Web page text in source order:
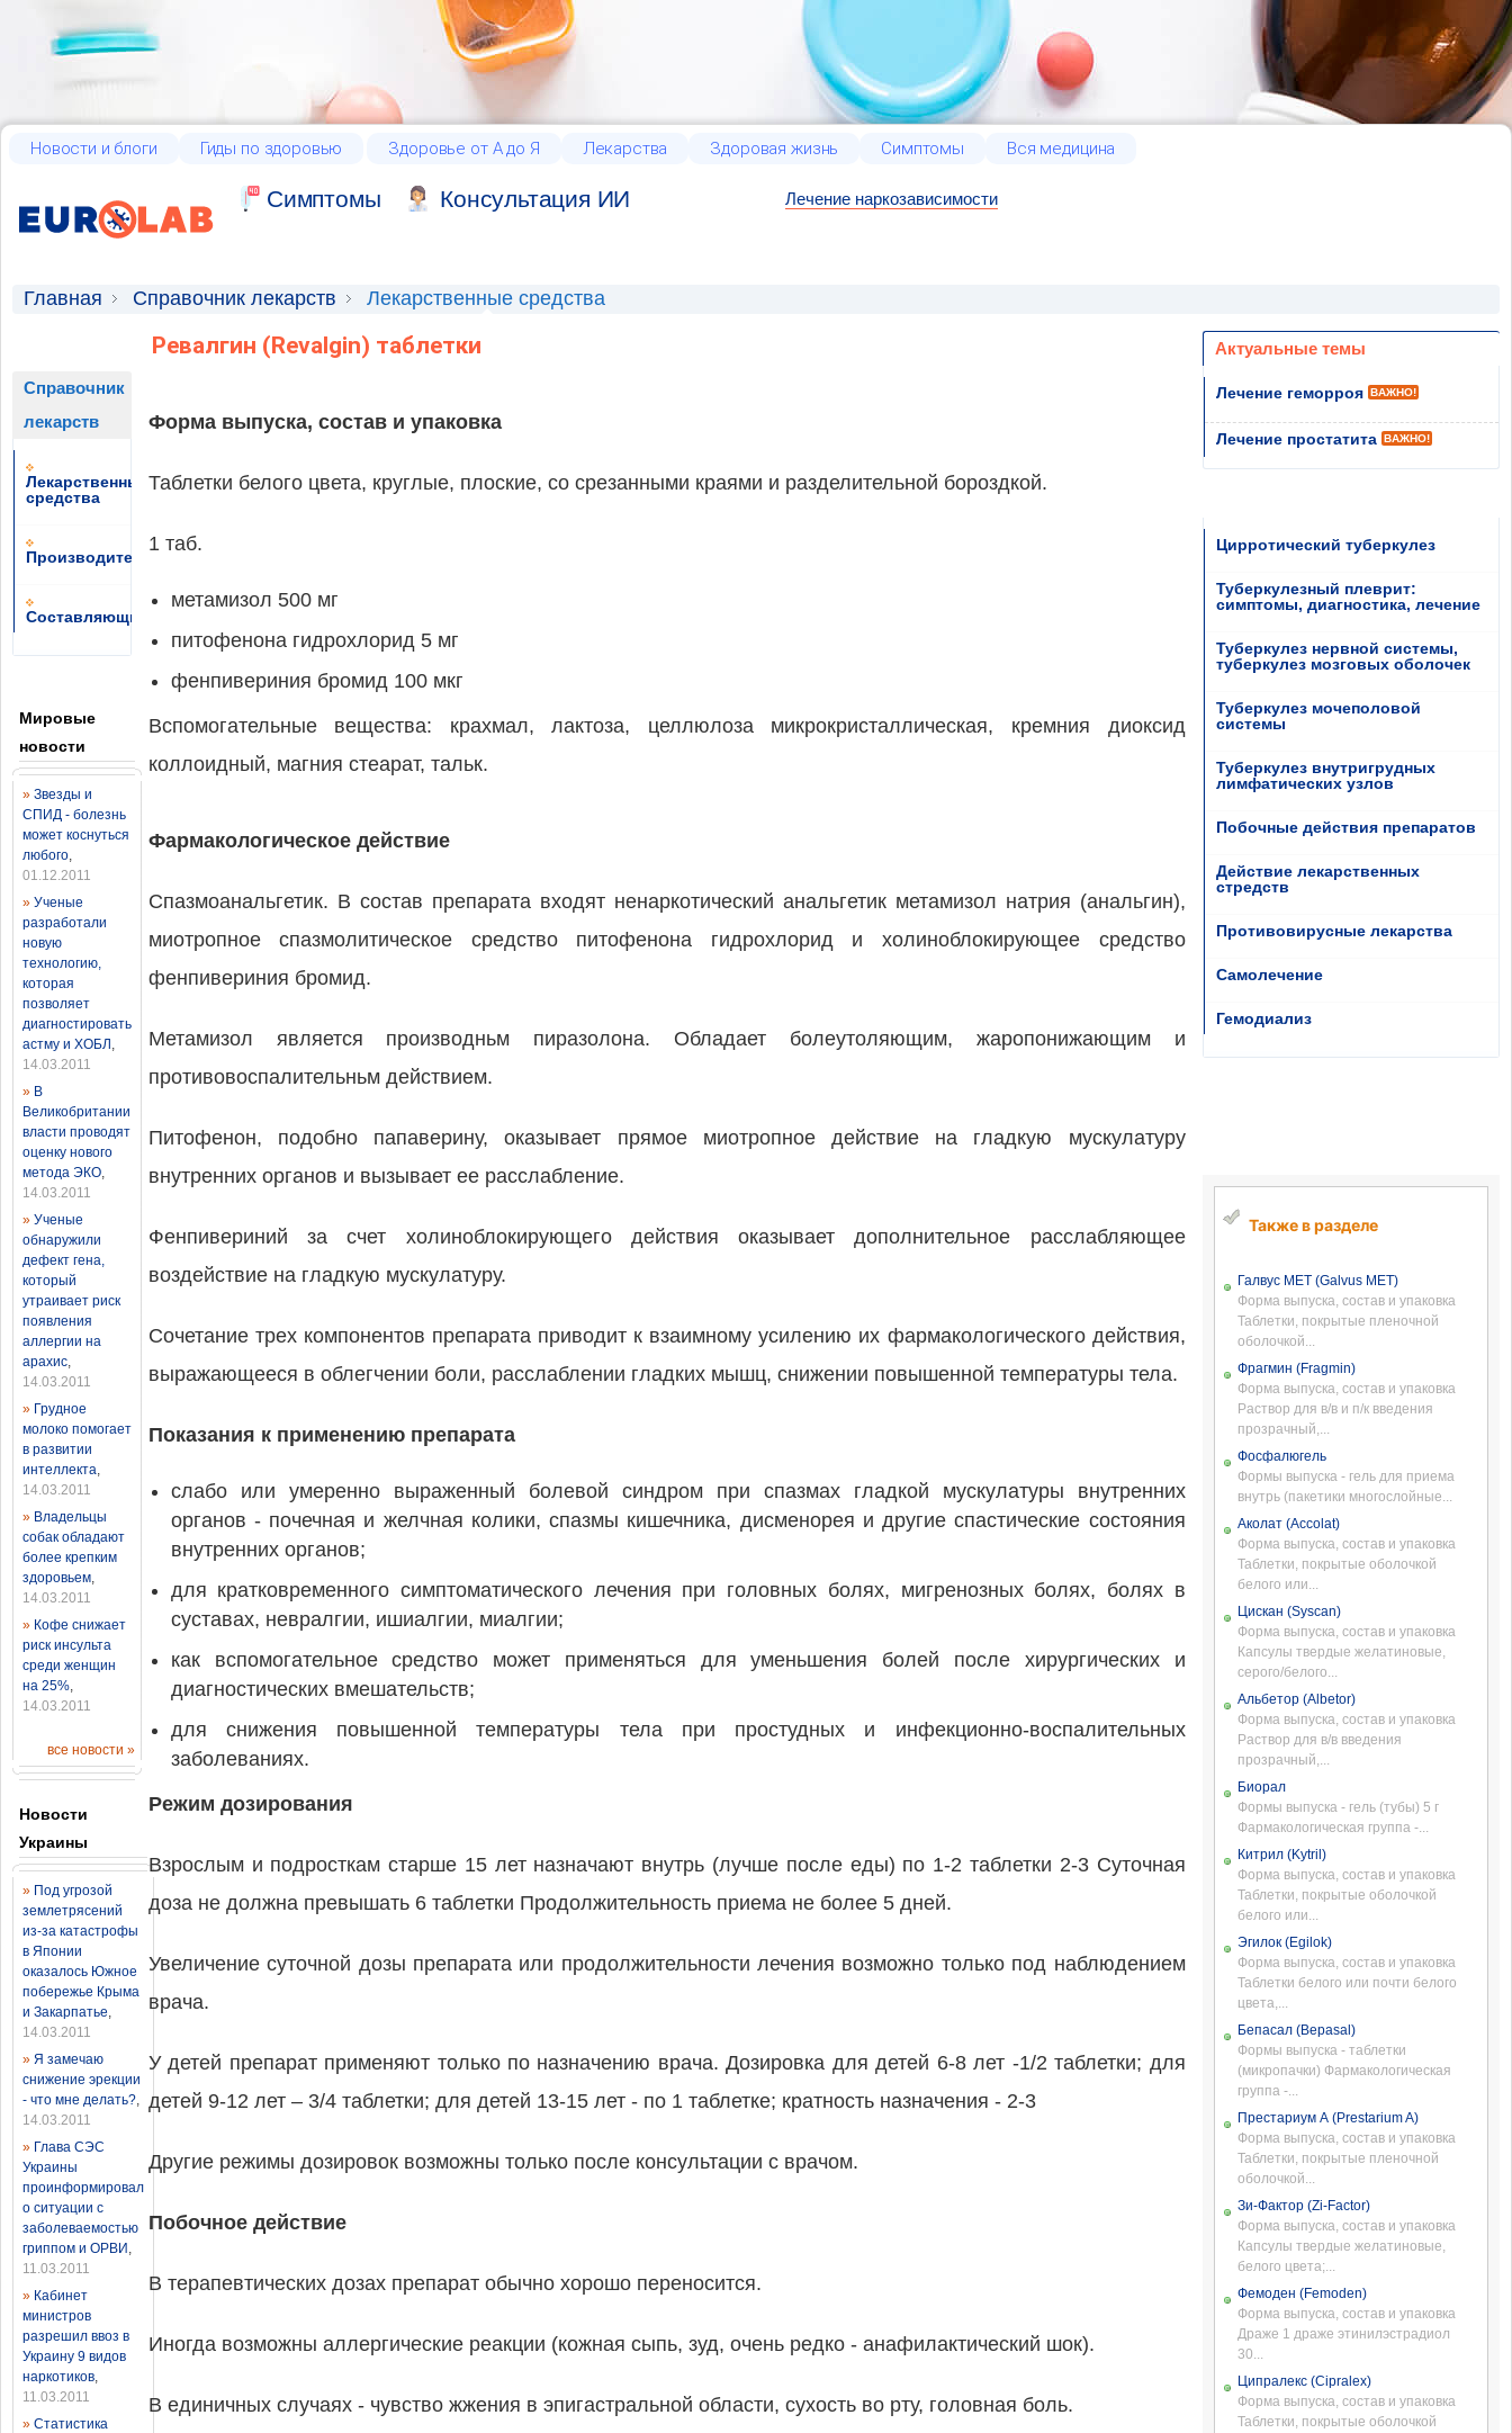
Новости и блоги Гиды по здоровью Здоровье от А до Я Лекарства Здоровая жизнь Симптомы Вся медицина
Cимптомы Консультация ИИ Лечение наркозависимости
Главная Справочник лекарств Лекарственные средства
Справочник
лекарств
Лекарственные
средства
Производители
Составляющие
Мировые
новости
» Звезды и
СПИД - болезнь
может коснуться
любого,
01.12.2011
» Ученые
разработали
новую
технологию,
которая
позволяет
диагностировать
астму и ХОБЛ ,
14.03.2011
» В
Великобритании
власти проводят
оценку нового
метода ЭКО,
14.03.2011
» Ученые
обнаружили
дефект гена,
который
утраивает риск
появления
аллергии на
арахис,
14.03.2011
» Грудное
молоко помогает
в развитии
интеллекта,
14.03.2011
» Владельцы
собак обладают
более крепким
здоровьем,
14.03.2011
» Кофе снижает
риск инсульта
среди женщин
на 25%,
14.03.2011
все новости »
Новости
Украины
» Под угрозой
землетрясений
из-за катастрофы
в Японии
оказалось Южное
побережье Крыма
и Закарпатье,
14.03.2011
» Я замечаю
снижение эрекции
- что мне делать?,
14.03.2011
» Глава СЭС
Украины
проинформировал
о ситуации с
заболеваемостью
гриппом и ОРВИ ,
11.03.2011
» Кабинет
министров
разрешил ввоз в
Украину 9 видов
наркотиков,
11.03.2011
» Статистика
Ревалгин (Revalgin) таблетки
Форма выпуска, состав и упаковка
Таблетки белого цвета, круглые, плоские, со срезанными краями и разделительной бороздкой.
1 таб.
метамизол 500 мг
питофенона гидрохлорид 5 мг
фенпивериния бромид 100 мкг
Вспомогательные вещества: крахмал, лактоза, целлюлоза микрокристаллическая, кремния диоксид
коллоидный, магния стеарат, тальк.
Фармакологическое действие
Спазмоанальгетик. В состав препарата входят ненаркотический анальгетик метамизол натрия (анальгин),
миотропное спазмолитическое средство питофенона гидрохлорид и холиноблокирующее средство
фенпивериния бромид.
Метамизол является производньм пиразолона. Обладает болеутоляющим, жаропонижающим и
противовоспалительньм действием.
Питофенон, подобно папаверину, оказывает прямое миотропное действие на гладкую мускулатуру
внутренних органов и вызывает ее расслабление.
Фенпивериний за счет холиноблокирующего действия оказывает дополнительное расслабляющее
воздействие на гладкую мускулатуру.
Сочетание трех компонентов препарата приводит к взаимному усилению их фармакологического действия,
выражающееся в облегчении боли, расслаблении гладких мышц, снижении повышенной температуры тела.
Показания к применению препарата
слабо или умеренно выраженный болевой синдром при спазмах гладкой мускулатуры внутренних
органов - почечная и желчная колики, спазмы кишечника, дисменорея и другие спастические состояния
внутренних органов;
для кратковременного симптоматического лечения при головных болях, мигренозных болях, болях в
суставах, невралгии, ишиалгии, миалгии;
как вспомогательное средство может применяться для уменьшения болей после хирургических и
диагностических вмешательств;
для снижения повышенной температуры тела при простудных и инфекционно-воспалительных
заболеваниях.
Режим дозирования
Взрослым и подросткам старше 15 лет назначают внутрь (лучше после еды) по 1-2 таблетки 2-3 Суточная
доза не должна превышать 6 таблетки Продолжительность приема не более 5 дней.
Увеличение суточной дозы препарата или продолжительности лечения возможно только под наблюдением
врача.
У детей препарат применяют только по назначению врача. Дозировка для детей 6-8 лет -1/2 таблетки; для
детей 9-12 лет – 3/4 таблетки; для детей 13-15 лет - по 1 таблетке; кратность назначения - 2-3
Другие режимы дозировок возможны только после консультации с врачом.
Побочное действие
В терапевтических дозах препарат обычно хорошо переносится.
Иногда возможны аллергические реакции (кожная сыпь, зуд, очень редко - анафилактический шок).
В единичных случаях - чувство жжения в эпигастральной области, сухость во рту, головная боль.
Актуальные темы
Лечение геморроя ВАЖНО!
Лечение простатита ВАЖНО!
Цирротический туберкулез
Туберкулезный плеврит:
симптомы, диагностика, лечение
Туберкулез нервной системы,
туберкулез мозговых оболочек
Туберкулез мочеполовой
системы
Туберкулез внутригрудных
лимфатических узлов
Побочные действия препаратов
Действие лекарственных
стредств
Противовирусные лекарства
Самолечение
Гемодиализ
Также в разделе
Галвус МЕТ (Galvus MET)
Форма выпуска, состав и упаковка
Таблетки, покрытые пленочной
оболочкой...
Фрагмин (Fragmin)
Форма выпуска, состав и упаковка
Раствор для в/в и п/к введения
прозрачный,...
Фосфалюгель
Формы выпуска - гель для приема
внутрь (пакетики многослойные...
Аколат (Accolat)
Форма выпуска, состав и упаковка
Таблетки, покрытые оболочкой
белого или...
Цискан (Syscan)
Форма выпуска, состав и упаковка
Капсулы твердые желатиновые,
серого/белого...
Альбетор (Albetor)
Форма выпуска, состав и упаковка
Раствор для в/в введения
прозрачный,...
Биорал
Формы выпуска - гель (тубы) 5 г
Фармакологическая группа -...
Китрил (Kytril)
Форма выпуска, состав и упаковка
Таблетки, покрытые оболочкой
белого или...
Эгилок (Egilok)
Форма выпуска, состав и упаковка
Таблетки белого или почти белого
цвета,...
Бепасал (Bepasal)
Формы выпуска - таблетки
(микропачки) Фармакологическая
группа -...
Престариум А (Prestarium A)
Форма выпуска, состав и упаковка
Таблетки, покрытые пленочной
оболочкой...
Зи-Фактор (Zi-Factor)
Форма выпуска, состав и упаковка
Капсулы твердые желатиновые,
белого цвета;...
Фемоден (Femoden)
Форма выпуска, состав и упаковка
Драже 1 драже этинилэстрадиол
30...
Ципралекс (Cipralex)
Форма выпуска, состав и упаковка
Таблетки, покрытые оболочкой